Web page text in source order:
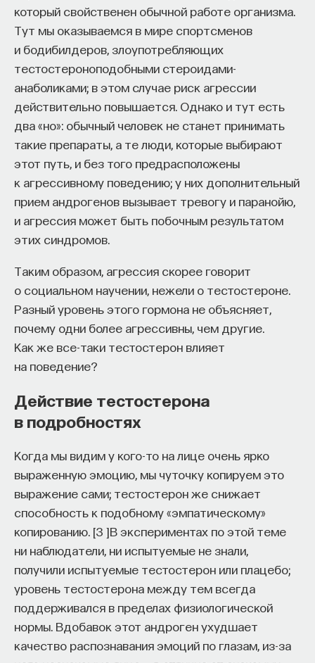
который свойственен обычной работе организма.
Тут мы оказываемся в мире спортсменов
и бодибилдеров, злоупотребляющих
тестостероноподобными стероидами-
анаболиками; в этом случае риск агрессии
действительно повышается. Однако и тут есть
два «но»: обычный человек не станет принимать
такие препараты, а те люди, которые выбирают
этот путь, и без того предрасположены
к агрессивному поведению; у них дополнительный
прием андрогенов вызывает тревогу и паранойю,
и агрессия может быть побочным результатом
этих синдромов.
Таким образом, агрессия скорее говорит
о социальном научении, нежели о тестостероне.
Разный уровень этого гормона не объясняет,
почему одни более агрессивны, чем другие.
Как же все-таки тестостерон влияет
на поведение?
Действие тестостерона
в подробностях
Когда мы видим у кого-то на лице очень ярко
выраженную эмоцию, мы чуточку копируем это
выражение сами; тестостерон же снижает
способность к подобному «эмпатическому»
копированию. [3 ]В экспериментах по этой теме
ни наблюдатели, ни испытуемые не знали,
получили испытуемые тестостерон или плацебо;
уровень тестостерона между тем всегда
поддерживался в пределах физиологической
нормы. Вдобавок этот андроген ухудшает
качество распознавания эмоций по глазам, из-за